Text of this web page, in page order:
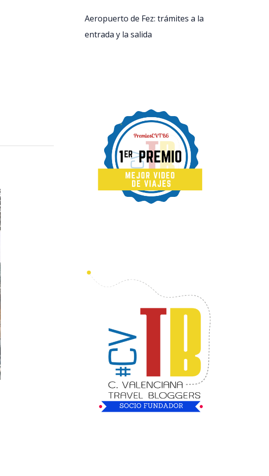
Aeropuerto de Fez: trámites a la
entrada y la salida